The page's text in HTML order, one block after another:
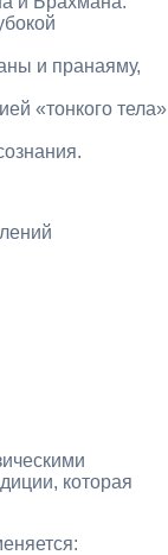
и пранаяму,
«тонкого тела»
которая